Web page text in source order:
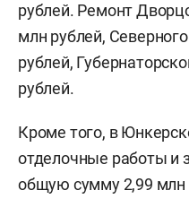
рублей. Ремонт
млн рублей,
рублей,
рублей.
Кроме того, в
отделочные работы и
общую сумму 2,99 млн